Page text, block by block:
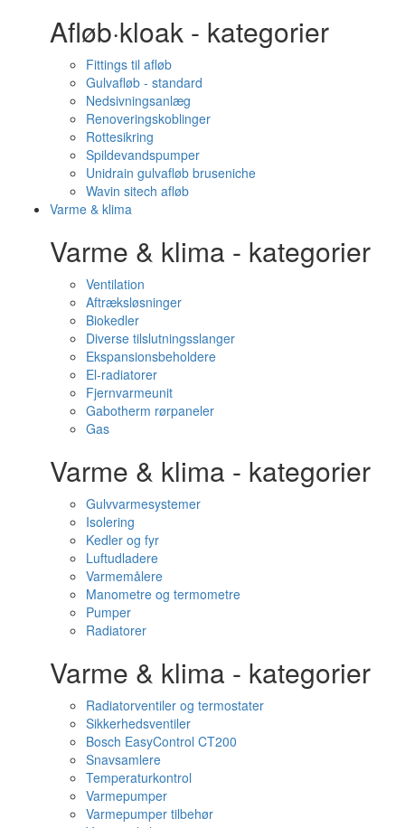
Afløb·kloak - kategorier
Fittings til afløb
Gulvafløb - standard
Nedsivningsanlæg
Renoveringskoblinger
Rottesikring
Spildevandspumper
Unidrain gulvafløb bruseniche
Wavin sitech afløb
Varme & klima
Varme & klima - kategorier
Ventilation
Aftræksløsninger
Biokedler
Diverse tilslutningsslanger
Ekspansionsbeholdere
El-radiatorer
Fjernvarmeunit
Gabotherm rørpaneler
Gas
Varme & klima - kategorier
Gulvvarmesystemer
Isolering
Kedler og fyr
Luftudladere
Varmemålere
Manometre og termometre
Pumper
Radiatorer
Varme & klima - kategorier
Radiatorventiler og termostater
Sikkerhedsventiler
Bosch EasyControl CT200
Snavsamlere
Temperaturkontrol
Varmepumper
Varmepumper tilbehør